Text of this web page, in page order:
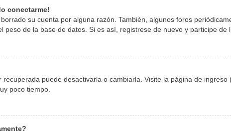
conectarme!
su cuenta por alguna razón. También, algunos foros
de la base de datos. Si es así, registrese de nuevo y participe de
puede desactivarla o cambiarla. Visite la página de ingreso
poco tiempo.